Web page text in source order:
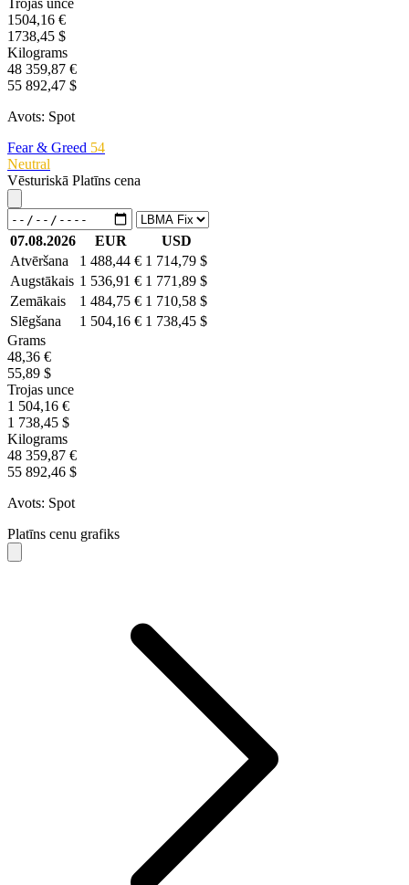
Trojas unce
1504,16 €
1738,45 $
Kilograms
48 359,87 €
55 892,47 $
Avots: Spot
Fear & Greed 54
Neutral
Vēsturiskā Platīns cena
07.08.2026 EUR
USD
Atvēršana
1 488,44 € 1 714,79 $
Augstākais 1 536,91 € 1 771,89 $
Zemākais
1 484,75 € 1 710,58 $
Slēgšana
1 504,16 € 1 738,45 $
Grams
48,36 €
55,89 $
Trojas unce
1 504,16 €
1 738,45 $
Kilograms
48 359,87 €
55 892,46 $
Avots: Spot
Platīns cenu grafiks